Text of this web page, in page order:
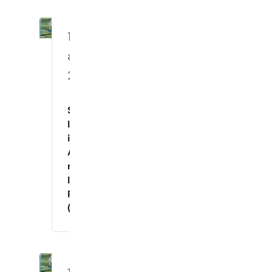
12.
august
2026
Spennende
Innetrening
i
Agility
med
Instruktør
Raymond
(Onsdager)